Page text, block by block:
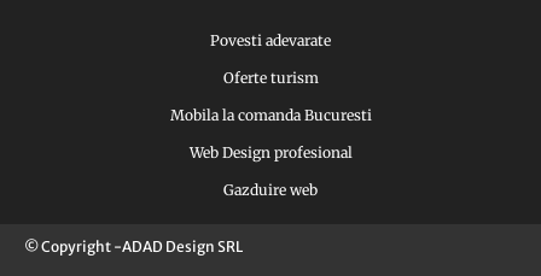
Povesti adevarate
Oferte turism
Mobila la comanda Bucuresti
Web Design profesional
Gazduire web
© Copyright -ADAD Design SRL